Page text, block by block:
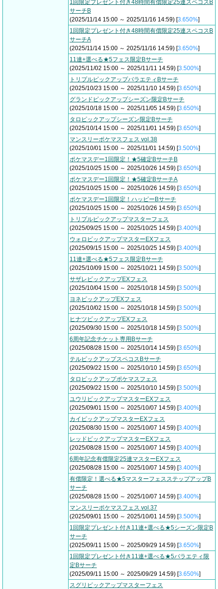
1回限定プレゼント付き48時間有償限定25連スペコスB
サーチB
(2025/11/14 15:00 ～ 2025/11/16 14:59) [3.650%]
1回限定プレゼント付き48時間有償限定25連スペコスB
サーチA
(2025/11/14 15:00 ～ 2025/11/16 14:59) [3.650%]
11連+選べる★5フェス限定Bサーチ
(2025/11/02 15:00 ～ 2025/11/11 14:59) [3.500%]
トリプルピックアップバラエティBサーチ
(2025/10/23 15:00 ～ 2025/11/10 14:59) [3.650%]
グランドピックアップシーズン限定Bサーチ
(2025/10/18 15:00 ～ 2025/11/05 14:59) [3.650%]
タロピックアップシーズン限定Bサーチ
(2025/10/14 15:00 ～ 2025/11/01 14:59) [3.650%]
マンスリーポケマスフェス vol.38
(2025/10/01 15:00 ～ 2025/11/01 14:59) [3.500%]
ポケマスデー1回限定！★5確定BサーチB
(2025/10/25 15:00 ～ 2025/10/26 14:59) [3.650%]
ポケマスデー1回限定！★5確定BサーチA
(2025/10/25 15:00 ～ 2025/10/26 14:59) [3.650%]
ポケマスデー1回限定！ハッピーBサーチ
(2025/10/25 15:00 ～ 2025/10/26 14:59) [3.650%]
トリプルピックアップマスターフェス
(2025/09/25 15:00 ～ 2025/10/25 14:59) [3.400%]
ウォロピックアップマスターEXフェス
(2025/09/15 15:00 ～ 2025/10/25 14:59) [3.400%]
11連+選べる★5フェス限定Bサーチ
(2025/10/09 15:00 ～ 2025/10/21 14:59) [3.500%]
サザレピックアップEXフェス
(2025/10/04 15:00 ～ 2025/10/18 14:59) [3.500%]
ヨネピックアップEXフェス
(2025/10/02 15:00 ～ 2025/10/18 14:59) [3.500%]
ヒナツピックアップEXフェス
(2025/09/30 15:00 ～ 2025/10/18 14:59) [3.500%]
6周年記念チケット専用Bサーチ
(2025/08/28 15:00 ～ 2025/10/14 14:59) [3.650%]
テルピックアップスペコスBサーチ
(2025/09/22 15:00 ～ 2025/10/10 14:59) [3.650%]
タロピックアップポケマスフェス
(2025/09/22 15:00 ～ 2025/10/10 14:59) [3.500%]
ユウリピックアップマスターEXフェス
(2025/09/01 15:00 ～ 2025/10/07 14:59) [3.400%]
カイピックアップマスターEXフェス
(2025/08/30 15:00 ～ 2025/10/07 14:59) [3.400%]
レッドピックアップマスターEXフェス
(2025/08/28 15:00 ～ 2025/10/07 14:59) [3.400%]
6周年記念有償限定25連マスターEXフェス
(2025/08/28 15:00 ～ 2025/10/07 14:59) [3.400%]
有償限定！選べる★5マスターフェスステップアップB
サーチ
(2025/08/28 15:00 ～ 2025/10/07 14:59) [3.400%]
マンスリーポケマスフェス vol.37
(2025/09/01 15:00 ～ 2025/10/01 14:59) [3.500%]
1回限定プレゼント付き11連+選べる★5シーズン限定B
サーチ
(2025/09/11 15:00 ～ 2025/09/29 14:59) [3.650%]
1回限定プレゼント付き11連+選べる★5バラエティ限
定Bサーチ
(2025/09/11 15:00 ～ 2025/09/29 14:59) [3.650%]
スグリピックアップマスターフェス